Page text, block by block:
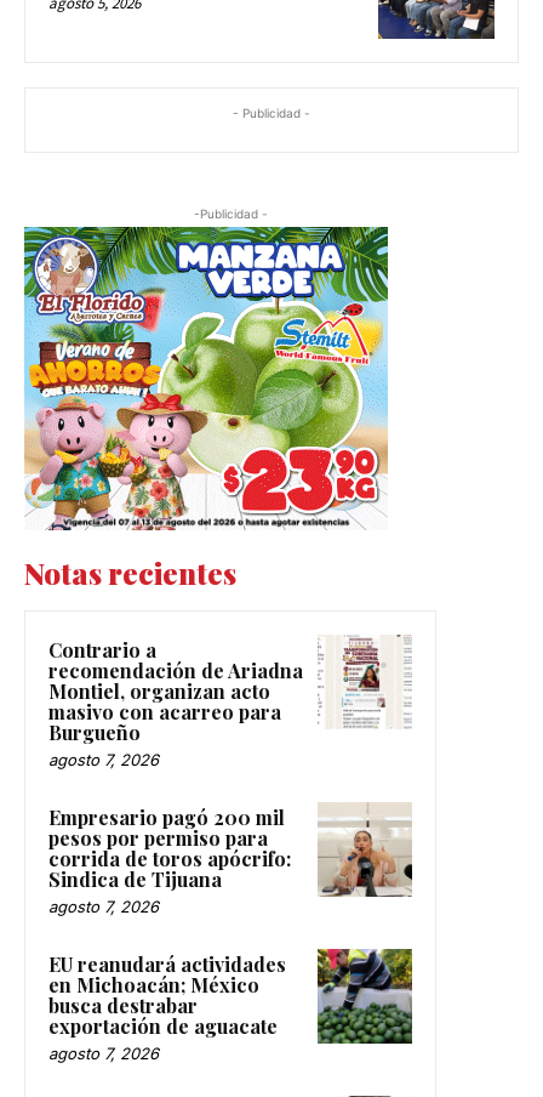
- Publicidad -
-Publicidad -
Notas recientes
Contrario a
recomendación de Ariadna
Montiel, organizan acto
masivo con acarreo para
Burgueño
agosto 7, 2026
Empresario pagó 200 mil
pesos por permiso para
corrida de toros apócrifo:
Sindica de Tijuana
agosto 7, 2026
EU reanudará actividades
en Michoacán; México
busca destrabar
exportación de aguacate
agosto 7, 2026